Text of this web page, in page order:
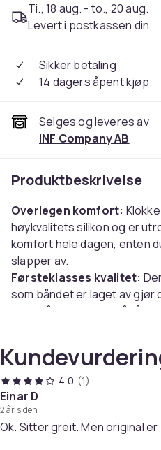
Ti., 18 aug. - to., 20 aug.
Levert i postkassen din
Sikker betaling
14 dagers åpent kjøp
Selges og leveres av
INF Company AB
Produktbeskrivelse
Overlegen komfort:
høykvalitets silikon og er
komfort hele dagen, enten
slapper av.
Førsteklasses kvalitet:
som båndet er laget av gjør
er også designet for å tåle
Venu 3S, Garmin Forerunner
2S, Garmin vivomove 3s,
Active S,
Fossil Women's Sport, Fossil
Fossil Women's Gen 3 Q
4,0 (1)
Einar D
2 år siden
Ok. Sitter greit. Men original er